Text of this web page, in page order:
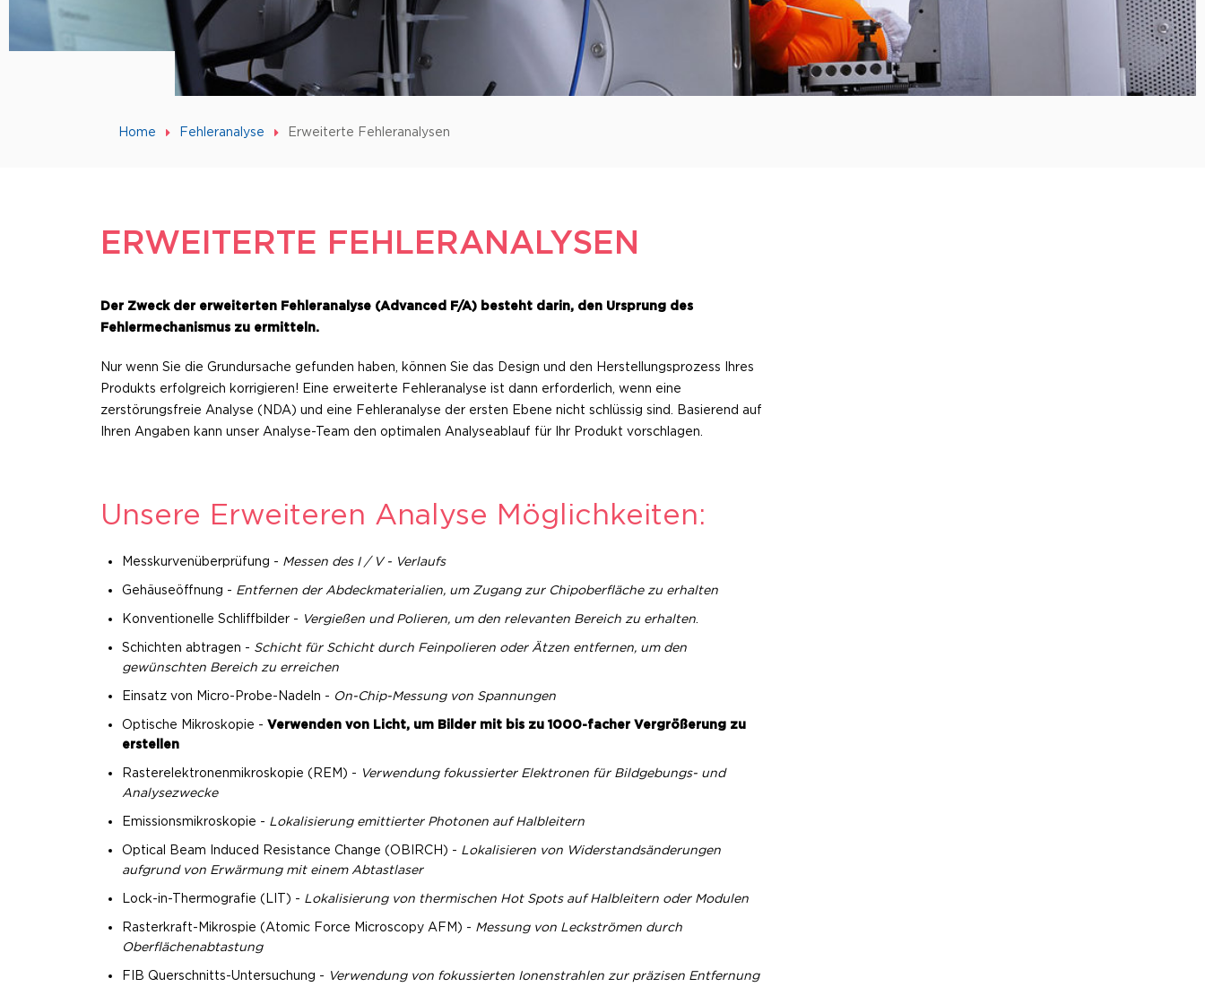
Home Fehleranalyse Erweiterte Fehleranalysen
ERWEITERTE FEHLERANALYSEN
Der Zweck der erweiterten Fehleranalyse (Advanced F/A) besteht darin, den Ursprung des
Fehlermechanismus zu ermitteln.
Nur wenn Sie die Grundursache gefunden haben, können Sie das Design und den Herstellungsprozess Ihres
Produkts erfolgreich korrigieren! Eine erweiterte Fehleranalyse ist dann erforderlich, wenn eine
zerstörungsfreie Analyse (NDA) und eine Fehleranalyse der ersten Ebene nicht schlüssig sind. Basierend auf
Ihren Angaben kann unser Analyse-Team den optimalen Analyseablauf für Ihr Produkt vorschlagen.
Unsere Erweiteren Analyse Möglichkeiten:
Messkurvenüberprüfung - Messen des I / V - Verlaufs
Gehäuseöffnung - Entfernen der Abdeckmaterialien, um Zugang zur Chipoberfläche zu erhalten
Konventionelle Schliffbilder - Vergießen und Polieren, um den relevanten Bereich zu erhalten
Schichten abtragen - Schicht für Schicht durch Feinpolieren oder Ätzen entfernen, um den
gewünschten Bereich zu erreichen
Einsatz von Micro-Probe-Nadeln - On-Chip-Messung von Spannungen
Optische Mikroskopie - Verwenden von Licht, um Bilder mit bis zu 1000-facher Vergrößerung zu
erstellen
Rasterelektronenmikroskopie (REM) - Verwendung fokussierter Elektronen für Bildgebungs- und
Analysezwecke
Emissionsmikroskopie - Lokalisierung emittierter Photonen auf Halbleitern
Optical Beam Induced Resistance Change (OBIRCH) - Lokalisieren von Widerstandsänderungen
aufgrund von Erwärmung mit einem Abtastlaser
Lock-in-Thermografie (LIT) - Lokalisierung von thermischen Hot Spots auf Halbleitern oder Modulen
Rasterkraft-Mikrospie (Atomic Force Microscopy AFM) - Messung von Leckströmen durch
Oberflächenabtastung
FIB Querschnitts-Untersuchung - Verwendung von fokussierten Ionenstrahlen zur präzisen Entfernung